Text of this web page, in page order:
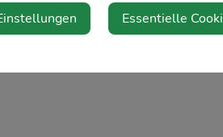
Die Bäuerinnen
Essentielle